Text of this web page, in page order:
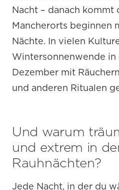
Nacht – danach kommt
Mancherorts beginnen
Nächte. In vielen
Wintersonnenwende in
Dezember mit
und anderen Ritualen
Und warum
und extrem in
Rauhnächten?
Jede Nacht, in der du